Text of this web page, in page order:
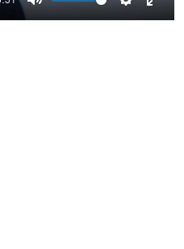
Mute Settings
Enter